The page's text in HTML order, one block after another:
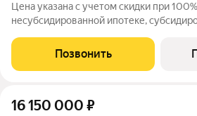
Цена указана с учетом скидки при
несубсидированной ипотеке,
личном кабинете до обращения за
части района Печатники
Позвонить
16 150 000 ₽